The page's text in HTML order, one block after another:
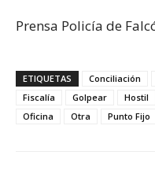
Prensa Policía de
ETIQUETAS Conciliación
Fiscalía
Golpear Hostil
Oficina
Otra Punto Fijo